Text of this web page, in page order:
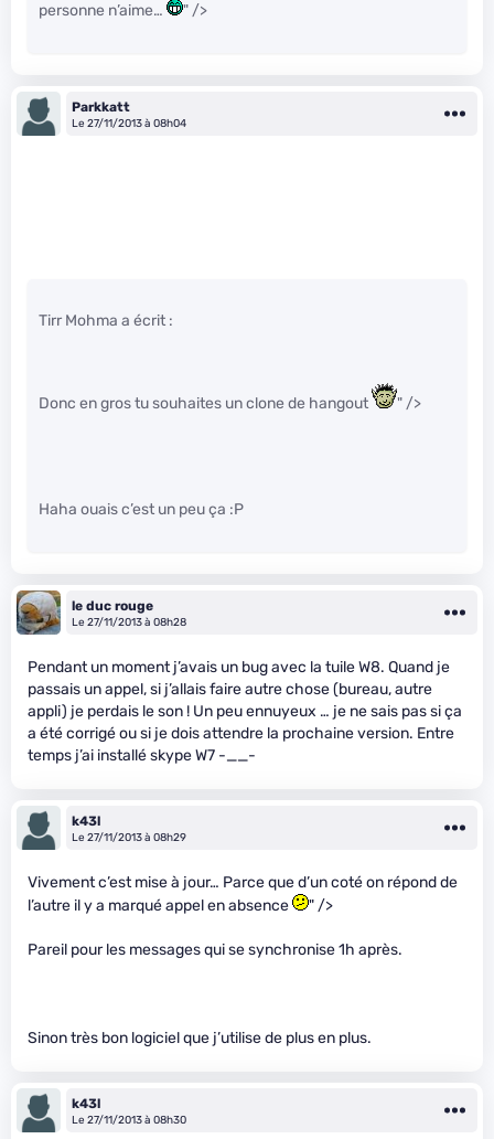
personne n’aime… " />
Parkkatt
Le 27/11/2013 à 08h04
Tirr Mohma a écrit :
Donc en gros tu souhaites un clone de hangout " />
Haha ouais c’est un peu ça :P
le duc rouge
Le 27/11/2013 à 08h28
Pendant un moment j’avais un bug avec la tuile W8. Quand je
passais un appel, si j’allais faire autre chose (bureau, autre
appli) je perdais le son ! Un peu ennuyeux … je ne sais pas si ça
a été corrigé ou si je dois attendre la prochaine version. Entre
temps j’ai installé skype W7 -__-
k43l
Le 27/11/2013 à 08h29
Vivement c’est mise à jour… Parce que d’un coté on répond de
l’autre il y a marqué appel en absence
" />
Pareil pour les messages qui se synchronise 1h après.
Sinon très bon logiciel que j’utilise de plus en plus.
k43l
Le 27/11/2013 à 08h30